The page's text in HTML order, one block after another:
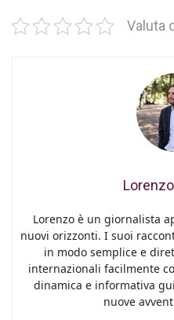
Valuta
Lorenzo è un giornalista
nuovi orizzonti. I suoi
in modo semplice e
internazionali facilmente
dinamica e informativa
nuove